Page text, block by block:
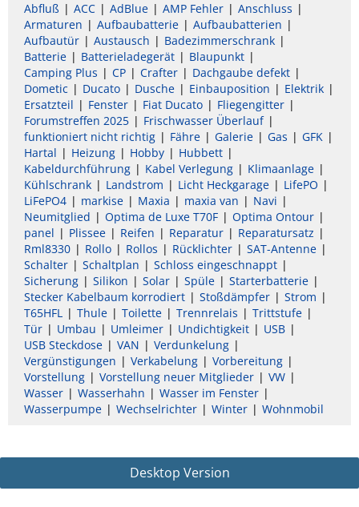
Abfluß ACC AdBlue AMP Fehler
Anschluss
Armaturen
Aufbaubatterie
Aufbaubatterien
Aufbautür
Austausch
Badezimmerschrank
Batterie
Batterieladegerät
Blaupunkt
Camping Plus
CP Crafter
Dachgaube defekt
Dometic
Ducato Dusche Einbauposition
Elektrik
Ersatzteil
Fenster Fiat Ducato
Fliegengitter
Forumstreffen 2025
Frischwasser Überlauf
funktioniert nicht richtig
Fähre Galerie Gas
GFK
Hartal
Heizung Hobby
Hubbett
Kabeldurchführung
Kabel Verlegung
Klimaanlage
Kühlschrank
Landstrom Licht Heckgarage
LifePO
LiFePO4
markise Maxia maxia van
Navi
Neumitglied
Optima de Luxe T70F
Optima Ontour
panel
Plissee Reifen Reparatur
Reparatursatz
Rml8330
Rollo Rollos Rücklichter
SAT-Antenne
Schalter
Schaltplan
Schloss eingeschnappt
Sicherung
Silikon Solar Spüle
Starterbatterie
Stecker Kabelbaum korrodiert
Stoßdämpfer
Strom
T65HFL
Thule Toilette Trennrelais
Trittstufe
Tür
Umbau Umleimer Undichtigkeit
USB
USB Steckdose
VAN
Verdunkelung
Vergünstigungen
Verkabelung
Vorbereitung
Vorstellung
Vorstellung neuer Mitglieder
VW
Wasser
Wasserhahn
Wasser im Fenster
Wasserpumpe
Wechselrichter Winter Wohnmobil
Desktop Version